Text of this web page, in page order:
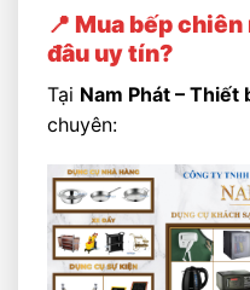
📍 Mua bếp
đâu uy tín?
Tại Nam Phát – Thiết
chuyên: